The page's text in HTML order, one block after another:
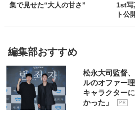
集で見せた“大人の甘さ”
1st写
ト公
編集部おすすめ
松永大司監督
ルのオファー
キャラクター
かった」
P R